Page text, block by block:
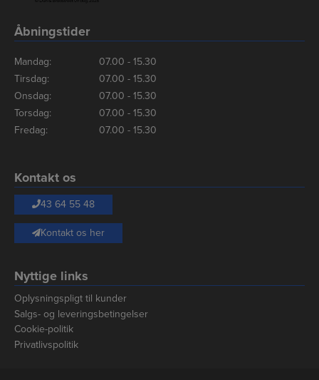
Åbningstider
Mandag:
07.00 - 15.30
Tirsdag:
07.00 - 15.30
Onsdag:
07.00 - 15.30
Torsdag:
07.00 - 15.30
Fredag:
07.00 - 15.30
Kontakt os
43 64 55 48
Kontakt os her
Nyttige links
Oplysningspligt til kunder
Salgs- og leveringsbetingelser
Cookie-politik
Privatlivspolitik